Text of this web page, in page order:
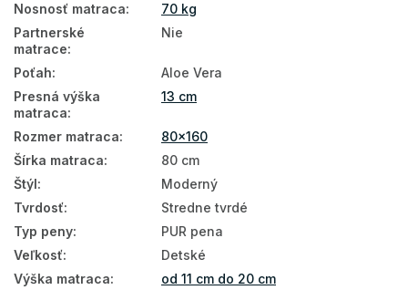
Nosnosť matraca:
70 kg
Partnerské
matrace:
Nie
Poťah:
Aloe Vera
Presná výška
matraca:
13 cm
Rozmer matraca:
80x160
Šírka matraca:
80 cm
Štýl:
Moderný
Tvrdosť:
Stredne tvrdé
Typ peny:
PUR pena
Veľkosť:
Detské
Výška matraca: od 11 cm do 20 cm